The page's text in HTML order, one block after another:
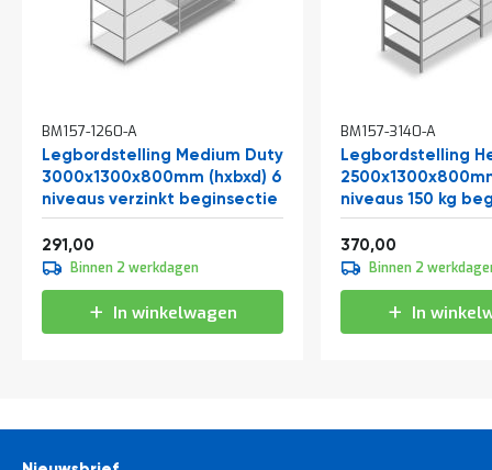
BM157-1260-A
Legbordstelling Medium Duty
3000x1300x800mm (hxbxd) 6
niveaus verzinkt beginsectie
Vanaf
291,00
Binnen 2 werkdagen
In winkelwagen
BM157-3140-A
Legbordstelling
niveaus 150 kg
Vanaf
370,00
Binnen 2
In